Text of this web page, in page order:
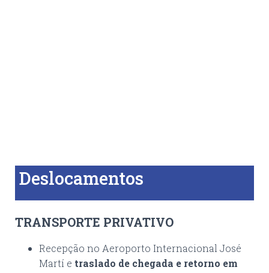
Deslocamentos
TRANSPORTE PRIVATIVO
Recepção no Aeroporto Internacional José
Martí e traslado de chegada e retorno em